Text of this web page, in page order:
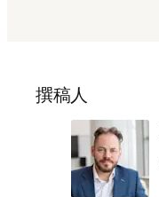
撰稿人